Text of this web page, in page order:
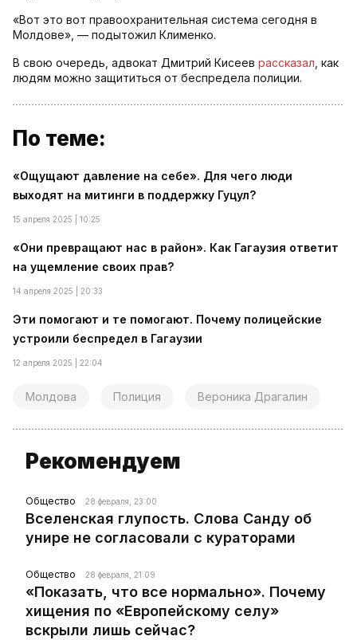
«Вот это вот правоохранительная система сегодня в
Молдове», — подытожил Клименко.
В свою очередь, адвокат Дмитрий Кисеев рассказал , как
людям можно защититься от беспредела полиции.
По теме:
«Ощущают давление на себе». Для чего люди
выходят на митинги в поддержку Гуцул?
15 апреля 2025 | 10:25
«Они превращают нас в район». Как Гагаузия ответит
на ущемление своих прав?
14 апреля 2025 | 20:33
Эти помогают и те помогают. Почему полицейские
устроили беспредел в Гагаузии
12 апреля 2025 | 22:04
Молдова Полиция Вероника Драгалин
Рекомендуем
Общество 28 февраля, 23:00
Вселенская глупость. Слова Санду об
унире не согласовали с кураторами
Общество 28 февраля, 21:09
«Показать, что все нормально». Почему
хищения по «Европейскому селу»
вскрыли лишь сейчас?